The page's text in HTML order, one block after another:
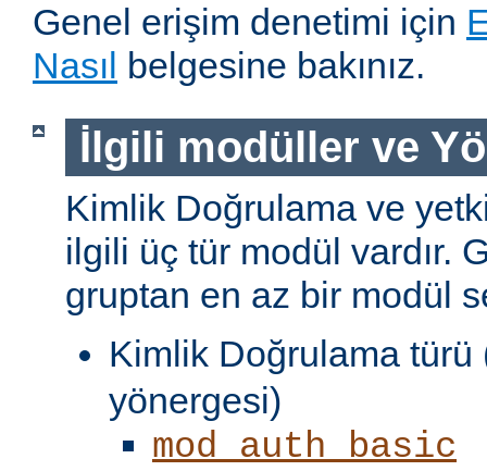
Genel erişim denetimi için
Nasıl belgesine bakınız.
İlgili modüller ve
Kimlik Doğrulama ve
ilgili üç tür modül vardır.
gruptan en az bir modül
Kimlik Doğrulama
yönergesi)
mod_auth_basic